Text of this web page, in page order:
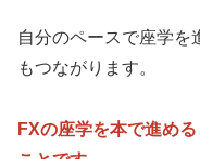
自分のペースで座学を
もつながります。
FXの座学を本で進め